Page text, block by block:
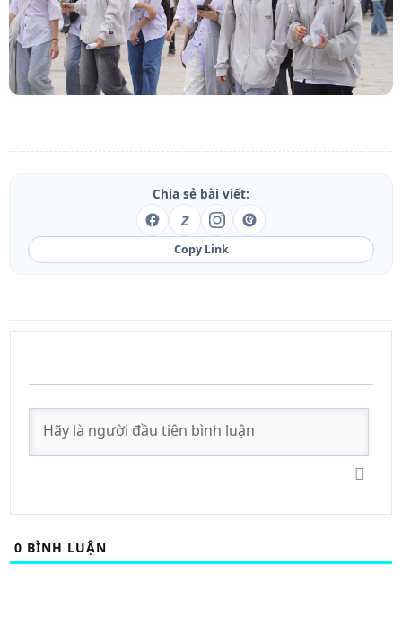
Chia sẻ bài viết:
Z
Copy Link
0 BÌNH LUẬN